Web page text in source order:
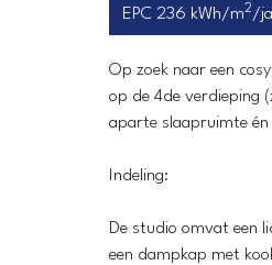
EPC 236 kWh/m2/
Op zoek naar een
op de 4de verdieping
aparte slaapruimte én
Indeling:
De studio omvat een
een dampkap met